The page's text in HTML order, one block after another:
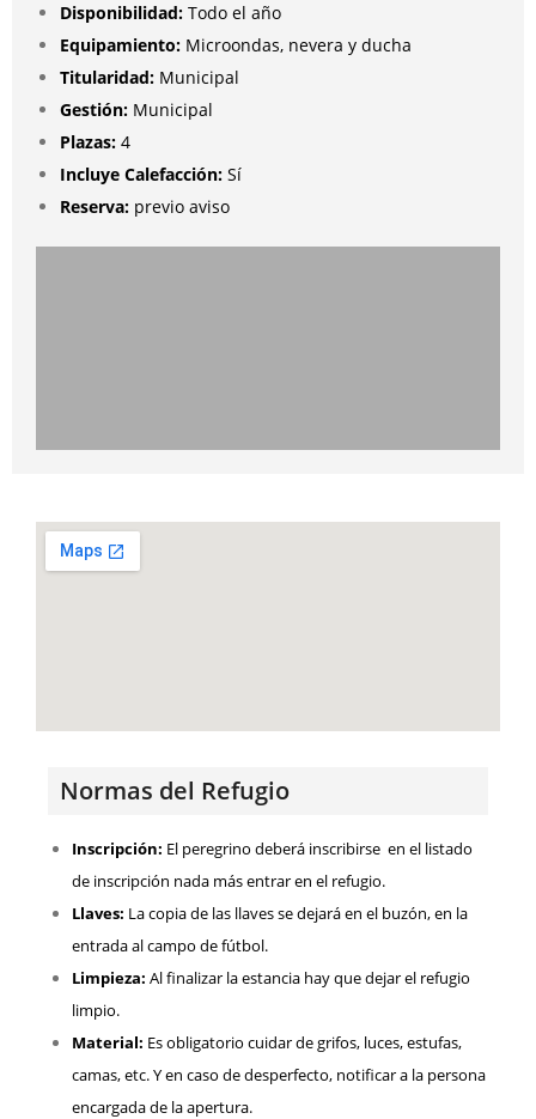
Disponibilidad: Todo el año
Equipamiento: Microondas, nevera y ducha
Titularidad: Municipal
Gestión: Municipal
Plazas: 4
Incluye Calefacción: Sí
Reserva: previo aviso
Normas del Refugio
Inscripción: El peregrino deberá inscribirse en el listado
de inscripción nada más entrar en el refugio.
Llaves: La copia de las llaves se dejará en el buzón, en la
entrada al campo de fútbol.
Limpieza: Al finalizar la estancia hay que dejar el refugio
limpio.
Material: Es obligatorio cuidar de grifos, luces, estufas,
camas, etc. Y en caso de desperfecto, notificar a la persona
encargada de la apertura.